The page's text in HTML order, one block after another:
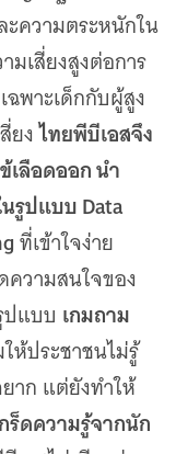
ะความตระหนักใน
มเสี่ยงสูงต่อการ
ฉพาะเด็กกับผู้สูง
ยงไทยพีบีเอสจึง
เลือดออก นำ
รูปแบบ Data
ที่เข้าใจง่าย
วามสนใจของ
ปแบบ เกมถาม
ห้ประชาชนไม่รู้
ยาก แต่ยังทำให้
ร็ดความรู้จากนัก